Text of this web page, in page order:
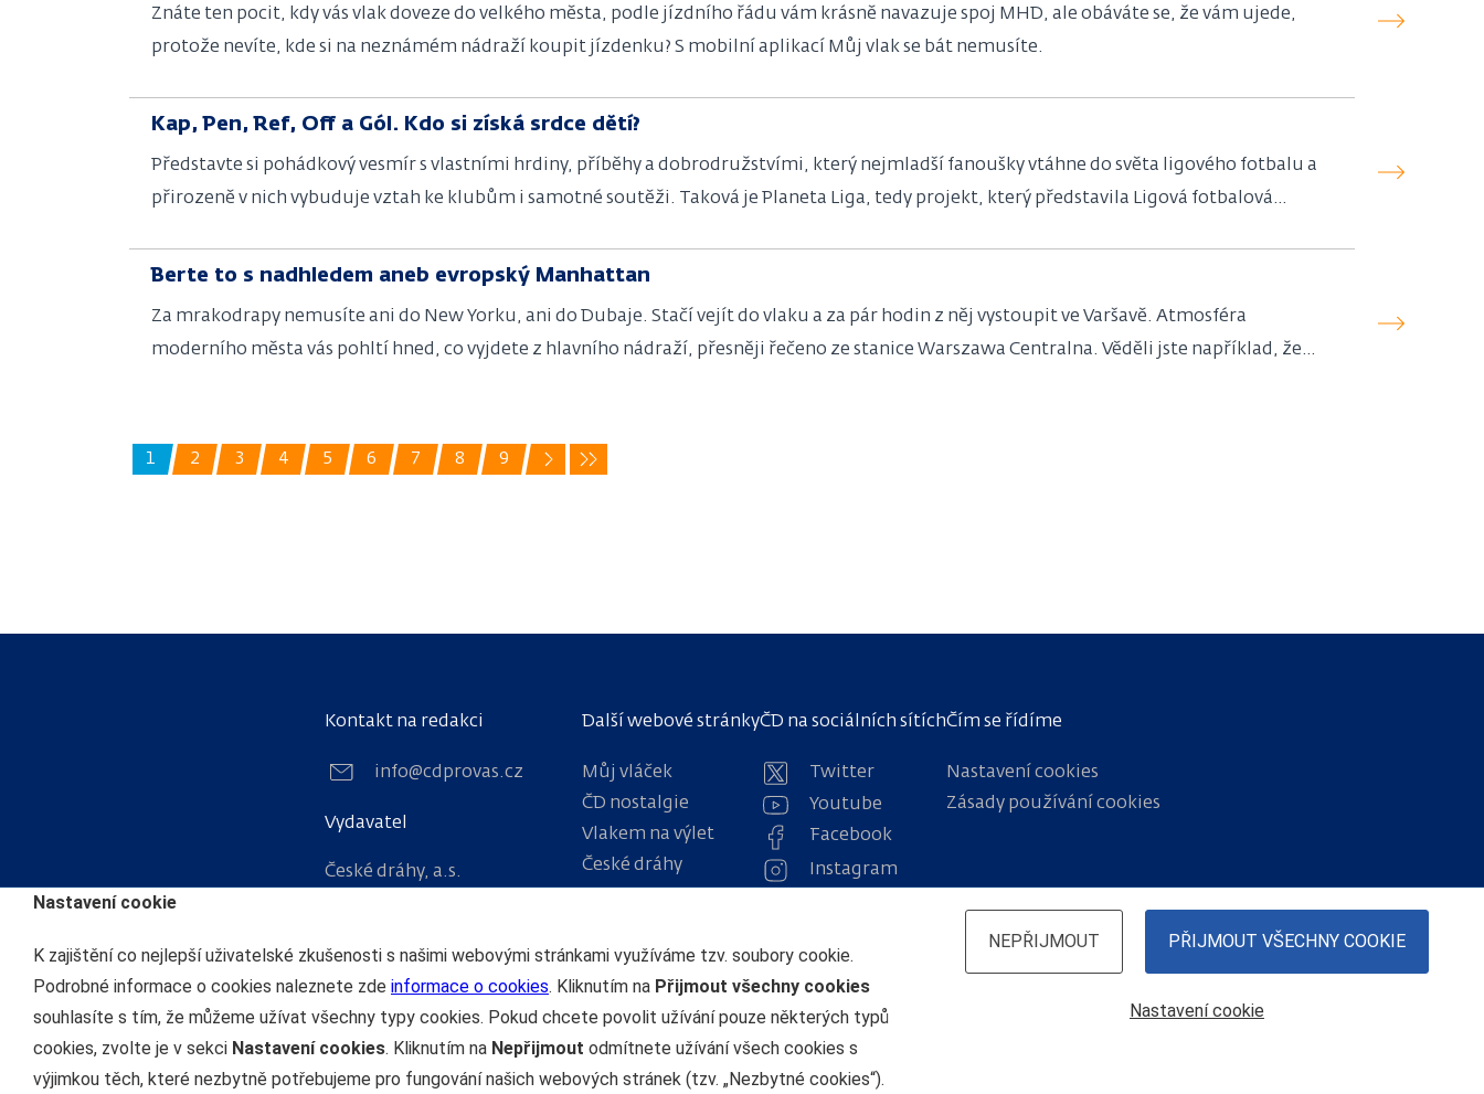
Znáte ten pocit, kdy vás vlak doveze do velkého města, podle jízdního řádu vám krásně navazuje spoj MHD, ale obáváte se, že vám ujede,
protože nevíte, kde si na neznámém nádraží koupit jízdenku? S mobilní aplikací Můj vlak se bát nemusíte.
Kap, Pen, Ref, Off a Gól. Kdo si získá srdce dětí?
Představte si pohádkový vesmír s vlastními hrdiny, příběhy a dobrodružstvími, který nejmladší fanoušky vtáhne do světa ligového fotbalu a
přirozeně v nich vybuduje vztah ke klubům i samotné soutěži. Taková je Planeta Liga, tedy projekt, který představila Ligová fotbalová
Berte to s nadhledem aneb evropský Manhattan
Za mrakodrapy nemusíte ani do New Yorku, ani do Dubaje. Stačí vejít do vlaku a za pár hodin z něj vystoupit ve Varšavě. Atmosféra
moderního města vás pohltí hned, co vyjdete z hlavního nádraží, přesněji řečeno ze stanice Warszawa Centralna. Věděli jste například, že
Aktuální
1
Page
2
Page
3
Page
4
Page
5
Page
6
Page
7
Page
8
Page
9
DalšíPoslední
Kontakt na redakci
info@cdprovas.cz
Vydavatel
České dráhy, a.s.
IČO: 70994226
Další webové stránky
Můj vláček
ČD nostalgie
Vlakem na výlet
České dráhy
ČD na sociálních sítích
Twitter
Youtube
Facebook
Instagram
Čím se řídíme
Nastavení cookies
Zásady používání cookies
Nastavení cookie
K zajištění co nejlepší uživatelské zkušenosti s našimi webovými stránkami využíváme tzv. soubory cookie.
Podrobné informace o cookies naleznete zde informace o cookies. Kliknutím na Přijmout všechny cookies
souhlasíte s tím, že můžeme užívat všechny typy cookies. Pokud chcete povolit užívání pouze některých typů
cookies, zvolte je v sekci Nastavení cookies. Kliknutím na Nepřijmout odmítnete užívání všech cookies s
výjimkou těch, které nezbytně potřebujeme pro fungování našich webových stránek (tzv. „Nezbytné cookies“).
PŘIJMOUT VŠECHNY COOKIE
NEPŘIJMOUT
Nastavení cookie